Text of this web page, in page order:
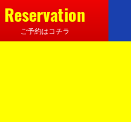
Reservation
ご予約はコチラ